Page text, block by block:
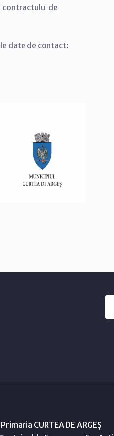
contractului de
date de contact:
Primaria CURTEA DE ARGEȘ